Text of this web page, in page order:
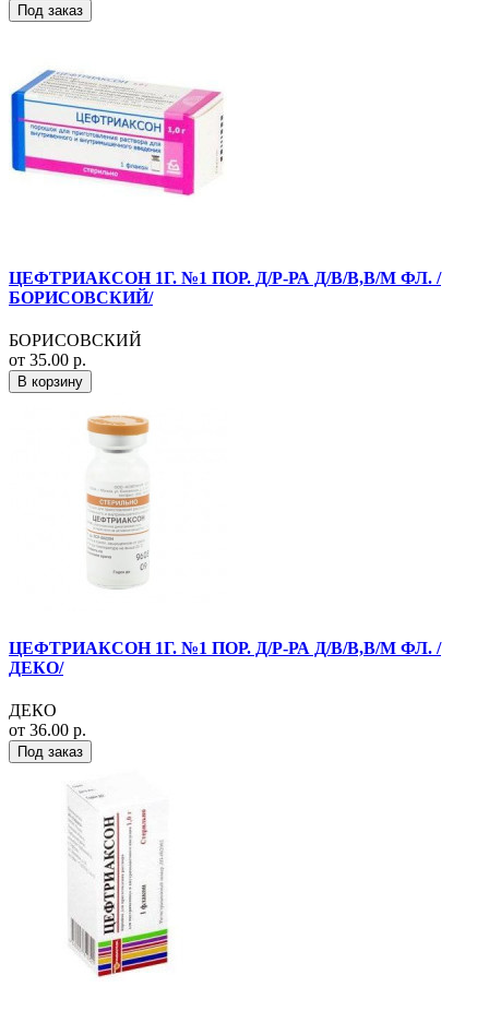
Под заказ
ЦЕФТРИАКСОН 1Г. №1 ПОР. Д/Р-РА Д/В/В,В/М ФЛ. /
БОРИСОВСКИЙ/
БОРИСОВСКИЙ
от 35.00 р.
В корзину
ЦЕФТРИАКСОН 1Г. №1 ПОР. Д/Р-РА Д/В/В,В/М ФЛ. /
ДЕКО/
ДЕКО
от 36.00 р.
Под заказ